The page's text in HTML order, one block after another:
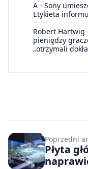
A - Sony
Etykieta
Robert Hartwig
pieniędzy
„otrzymali
Poprzedni
Płyta